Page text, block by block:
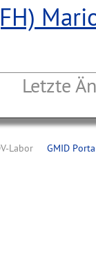
Letzte
Labor GMID